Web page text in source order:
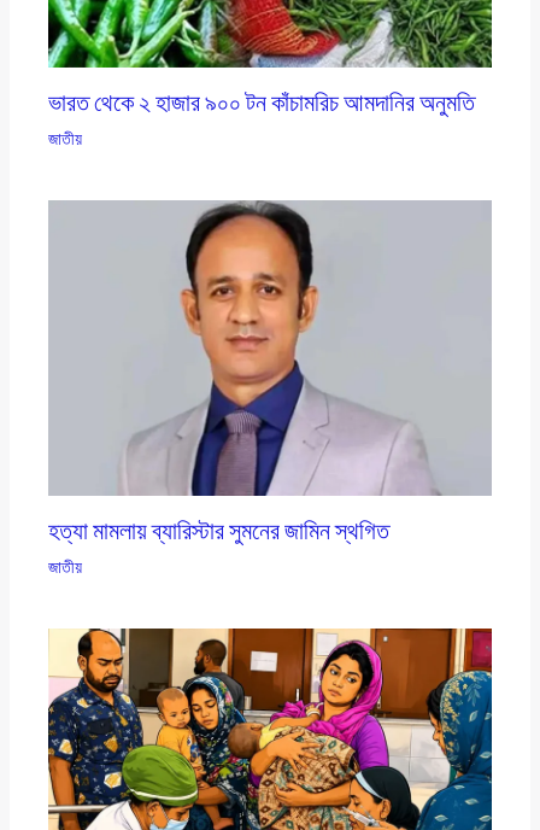
ভারত থেকে ২ হাজার ৯০০ টন কাঁচামরিচ আমদানির অনুমতি
জাতীয়
হত্যা মামলায় ব্যারিস্টার সুমনের জামিন স্থগিত
জাতীয়